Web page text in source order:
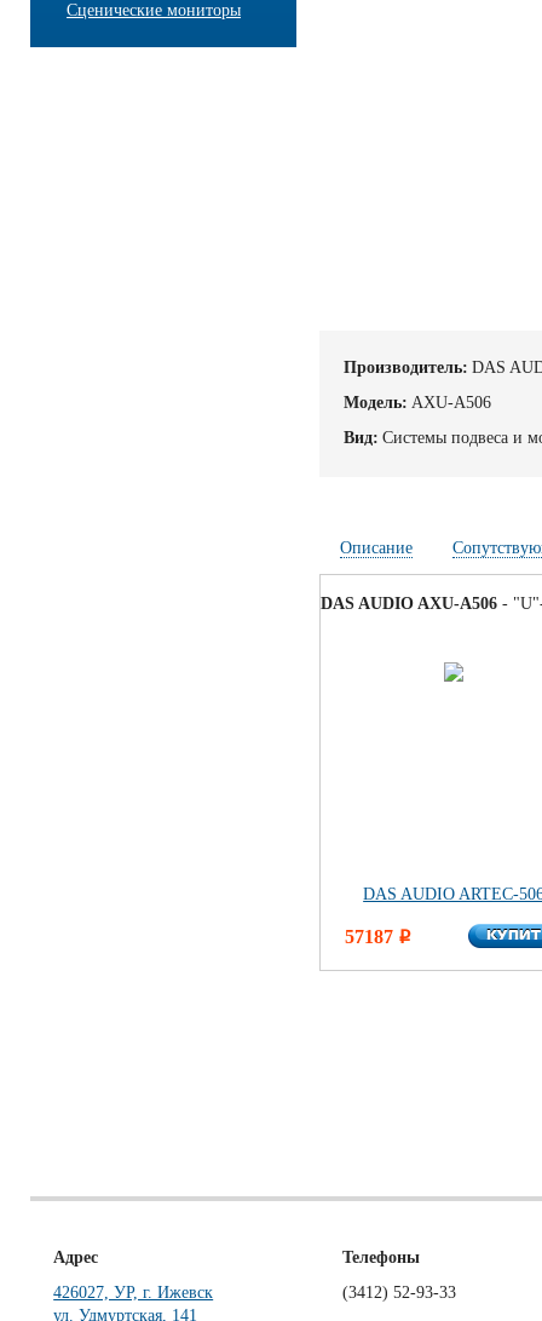
Сценические мониторы
Производитель: DAS
Модель: AXU-A506
Вид: Системы подвеса и
Описание
DAS AUDIO AXU-A506 -
DAS AUDIO ARTEC-
57187 i
Адрес
426027, УР, г. Ижевск
ул. Удмуртская, 141
Телефоны
(3412) 52-93-33